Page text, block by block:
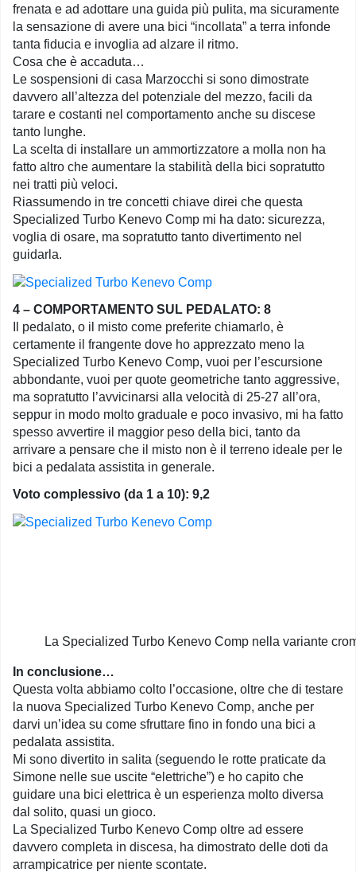
frenata e ad adottare una guida più pulita, ma sicuramente
la sensazione di avere una bici “incollata” a terra infonde
tanta fiducia e invoglia ad alzare il ritmo.
Cosa che è accaduta…
Le sospensioni di casa Marzocchi si sono dimostrate
davvero all’altezza del potenziale del mezzo, facili da
tarare e costanti nel comportamento anche su discese
tanto lunghe.
La scelta di installare un ammortizzatore a molla non ha
fatto altro che aumentare la stabilità della bici sopratutto
nei tratti più veloci.
Riassumendo in tre concetti chiave direi che questa
Specialized Turbo Kenevo Comp mi ha dato: sicurezza,
voglia di osare, ma sopratutto tanto divertimento nel
guidarla.
4 – COMPORTAMENTO SUL PEDALATO: 8
Il pedalato, o il misto come preferite chiamarlo, è
certamente il frangente dove ho apprezzato meno la
Specialized Turbo Kenevo Comp, vuoi per l’escursione
abbondante, vuoi per quote geometriche tanto aggressive,
ma sopratutto l’avvicinarsi alla velocità di 25-27 all’ora,
seppur in modo molto graduale e poco invasivo, mi ha fatto
spesso avvertire il maggior peso della bici, tanto da
arrivare a pensare che il misto non è il terreno ideale per le
bici a pedalata assistita in generale.
Voto complessivo (da 1 a 10): 9,2
La Specialized Turbo Kenevo Comp nella variante
In conclusione…
Questa volta abbiamo colto l’occasione, oltre che di testare
la nuova Specialized Turbo Kenevo Comp, anche per
darvi un’idea su come sfruttare fino in fondo una bici a
pedalata assistita.
Mi sono divertito in salita (seguendo le rotte praticate da
Simone nelle sue uscite “elettriche”) e ho capito che
guidare una bici elettrica è un esperienza molto diversa
dal solito, quasi un gioco.
La Specialized Turbo Kenevo Comp oltre ad essere
davvero completa in discesa, ha dimostrato delle doti da
arrampicatrice per niente scontate.